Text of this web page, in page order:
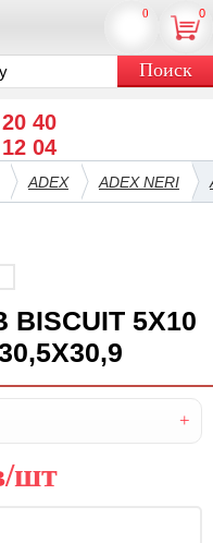
40
04
0
0
ADEX ADEX NERI
BISCUIT 5X10
/шт